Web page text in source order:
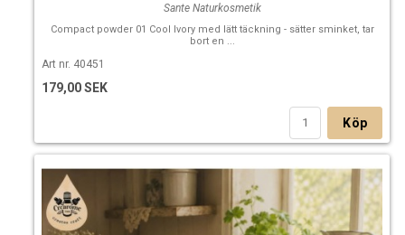
Sante Naturkosmetik
Compact powder 01 Cool Ivory med lätt täckning - sätter sminket, tar
bort en ...
Art nr. 40451
179,00 SEK
Köp